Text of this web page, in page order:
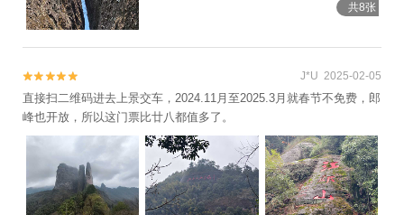
育中心+六春湖生态漂流景区+龙游大峡谷漂
流1日游
共8张

 J*U 2025-02-05
直接扫二维码进去上景交车，2024.11月至2025.3月就春节不免费，郎
峰也开放，所以这门票比廿八都值多了。